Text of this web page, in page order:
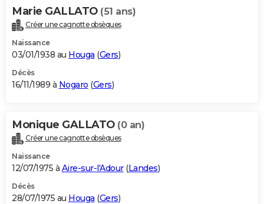
Marie GALLATO (51 ans)
Créer une cagnotte obsèques
Naissance
03/01/1938 au Houga (Gers)
Décès
16/11/1989 à Nogaro (Gers)
Monique GALLATO (0 an)
Créer une cagnotte obsèques
Naissance
12/07/1975 à Aire-sur-l'Adour(Landes)
Décès
28/07/1975 au Houga (Gers)